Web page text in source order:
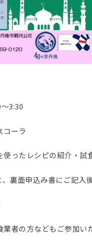
3:30
ーラ
ったレシピの紹介・試
裏面申込み書にご記入
者の方などもご参加い